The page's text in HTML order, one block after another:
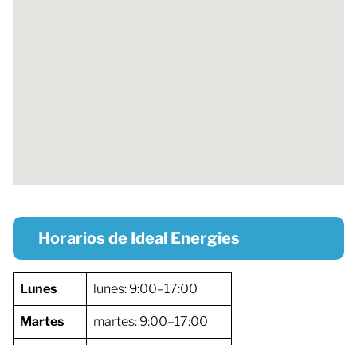
Horarios de Ideal Energies
Lunes lunes: 9:00–17:00
Martes martes: 9:00–17:00